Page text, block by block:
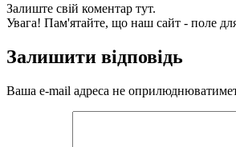
Залиште свій коментар тут.
Увага! Пам'ятайте, що наш сайт - поле
Залишити відповідь
Ваша e-mail адреса не